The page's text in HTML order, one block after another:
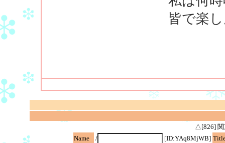
皆で楽
△[826] 関
Name
/ [ID:YAq8MjWB]